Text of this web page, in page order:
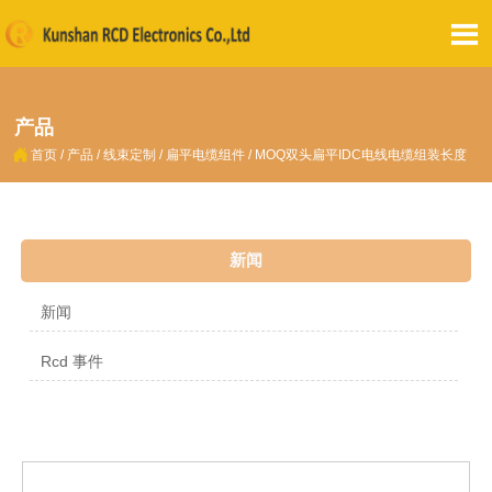

产品
 首页 / 产品 /线束定制 / 扁平电缆组件 / MOQ双头扁平IDC电线电缆组装长度
新闻
新闻
Rcd 事件